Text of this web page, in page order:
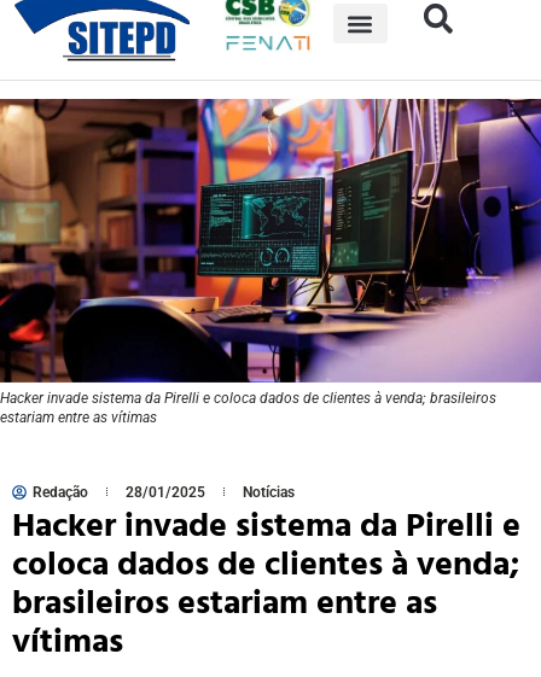
Hacker invade sistema da Pirelli e coloca dados de clientes à venda; brasileiros
estariam entre as vítimas
Redação 28/01/2025 Notícias
Hacker invade sistema da Pirelli e
coloca dados de clientes à venda;
brasileiros estariam entre as
vítimas